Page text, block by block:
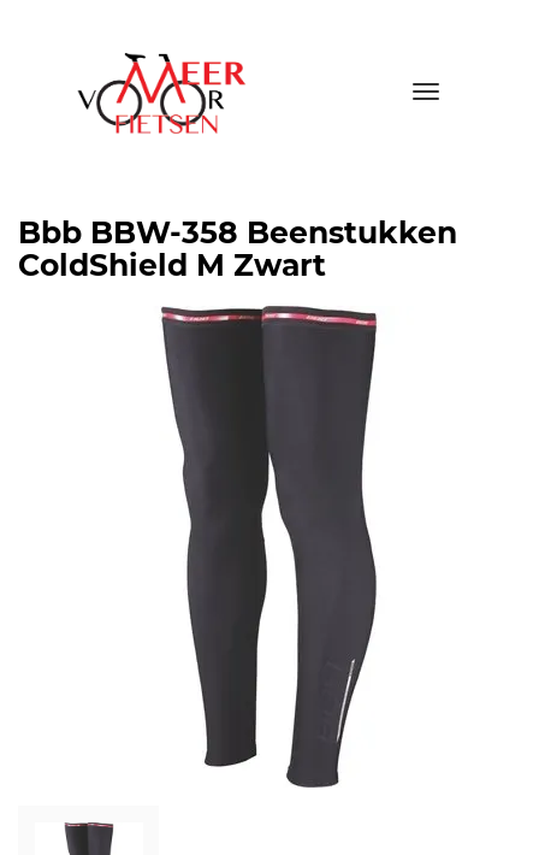
Toggle
Bbb BBW-358 Beenstukken
ColdShield M Zwart